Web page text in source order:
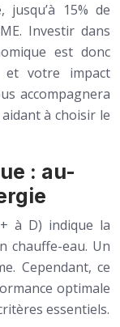
jusqu’à 15% de
Investir dans
est donc
et votre impact
accompagnera
à choisir le
: au-
à D) indique la
chauffe-eau. Un
Cependant, ce
optimale
essentiels.